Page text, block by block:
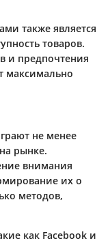
также является
товаров.
и предпочтения
максимально
не менее
рынке.
внимания
их о
методов,
как Facebook и